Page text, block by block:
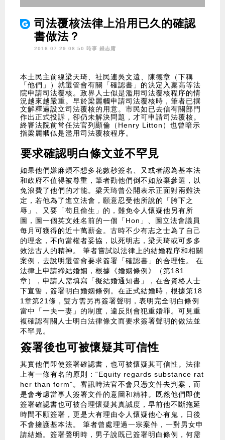
司法覆核法律上沿用已久的確認
書做法？
2016.07.29 08:50 時事 錢志庸
本土民主前線梁天琦、社民連吳文遠、陳德章（下稱
「他們」）就選管會有關「確認書」的決定入稟高等法
院申請司法覆核。政界人士似是濫用司法覆核程序的情
況越來越嚴重。早於梁麗幗申請司法覆核時，筆者已撰
文解釋過設立司法覆核的用意。市民如已去信有關部門
作出正式投訴，卻仍未解決問題，才可申請司法覆核。
終審法院前常任法官列顯倫（Henry Litton）也曾暗示
指梁麗幗似是濫用司法覆核程序。
要求確認明白條文並不罕見
如果他們嫌麻煩不想多花數秒簽名、又或者認為基本法
和政府不值得被尊重，筆者勸他們倒不如放棄參選，以
免浪費了他們的才能。梁天琦曾公開表示正面對兩難決
定，若他為了進立法會，願意忍受他所說的「胯下之
辱」、又要「苟且偷生」的，難免令人懷疑他另有所
圖，圖一個英文姓名前的一個「Hon」、圖立法會議員
每月可獲得的近十萬薪金。古時不少有志之士為了自己
的理念，不向當權者妥協，以死明志，梁天琦或可多多
效法古人的精神。 筆者嘗試以法律上的結婚程序和相關
案例，去說明選管會要求簽署「確認書」的合理性。 在
法律上申請締結婚姻，根據《婚姻條例》（第181
章），申請人需填寫「擬結婚通知書」，在合資格人士
下宣誓，簽署明白婚姻條例。在正式結婚時，根據第18
1章第21條，雙方需另再簽署聲明，表明完全明白條例
當中「一夫一妻」的制度，違反則會犯重婚罪。可見重
複確認有關人士明白法律條文而要求簽署聲明的做法並
不罕見。
簽署後也可被懷疑其可信性
其實他們即使簽署確認書，也可被懷疑其可信性。法律
上有一條有名的原則：“Equity regards substance rat
her than form”。審訊時法官不會只憑文件去判案，而
是會考慮當事人簽署文件的意圖和精神。既然他們即使
簽署確認書也可被合理懷疑其真誠度，早前他不斷拖延
時間不願簽署，更是大有理由令人懷疑他心有鬼，日後
不會擁護基本法。 筆者曾處理過一宗案件，一對男女申
請結婚。簽署聲明時，男子說既已簽署明白條例，何需